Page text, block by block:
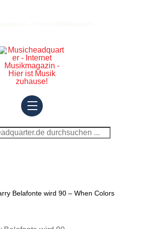
Menu
Belafonte wird 90 – When Colors